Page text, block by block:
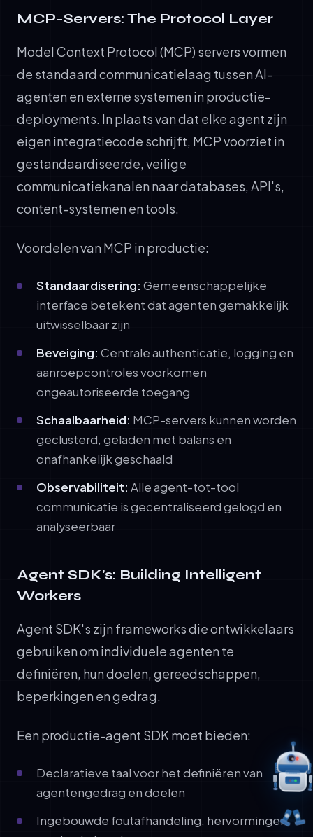
MCP-Servers: The Protocol Layer
Model Context Protocol (MCP) servers vormen
de standaard communicatielaag tussen AI-
agenten en externe systemen in productie-
deployments. In plaats van dat elke agent zijn
eigen integratiecode schrijft, MCP voorziet in
gestandaardiseerde, veilige
communicatiekanalen naar databases, API's,
content-systemen en tools.
Voordelen van MCP in productie:
Standaardisering: Gemeenschappelijke
interface betekent dat agenten gemakkelijk
uitwisselbaar zijn
Beveiging: Centrale authenticatie, logging en
aanroepcontroles voorkomen
ongeautoriseerde toegang
Schaalbaarheid: MCP-servers kunnen worden
geclusterd, geladen met balans en
onafhankelijk geschaald
Observabiliteit: Alle agent-tot-tool
communicatie is gecentraliseerd gelogd en
analyseerbaar
Agent SDK's: Building Intelligent
Workers
Agent SDK's zijn frameworks die ontwikkelaars
gebruiken om individuele agenten te
definiëren, hun doelen, gereedschappen,
beperkingen en gedrag.
Een productie-agent SDK moet bieden:
Declaratieve taal voor het definiëren van
agentengedrag en doelen
Ingebouwde foutafhandeling, hervormingen